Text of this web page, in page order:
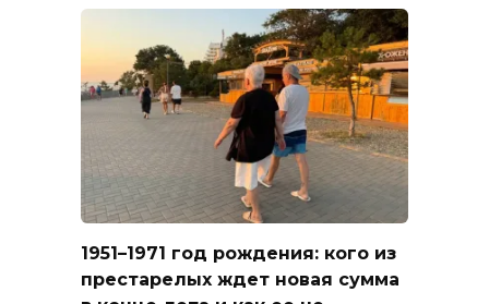
1951–1971 год рождения: кого из
престарелых ждет новая сумма